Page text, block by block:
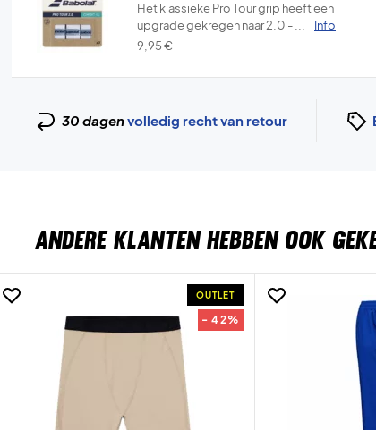
Het klassieke Pro Tour grip heeft een
upgrade gekregen naar 2.0 - ...
Info
9,95€
30 dagenvolledig recht van retour
ANDERE KLANTEN HEBBEN OOK
OUTLET
- 42%